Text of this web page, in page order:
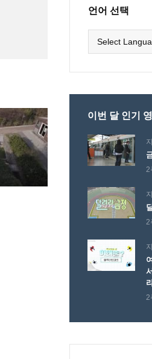
언어 선택
이번 달 인기
2
2
2